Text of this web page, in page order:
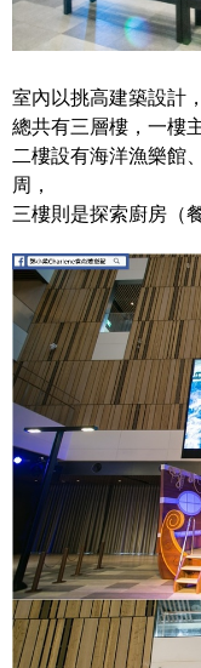
室內以挑高建築設計
總共有三層樓，一樓
二樓設有海洋漁樂館
周，
三樓則是探索廚房（